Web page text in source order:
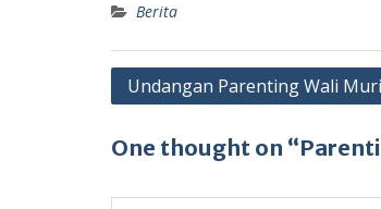
Berita
Navigasi
Undangan Parenting Wali
One thought on